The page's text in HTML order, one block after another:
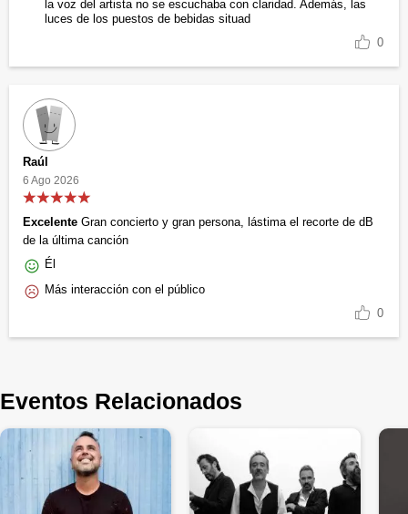
la voz del artista no se escuchaba con claridad. Además, las
luces de los puestos de bebidas situad
0
Raúl
6 Ago 2026
Excelente Gran concierto y gran persona, lástima el recorte de dB
de la última canción
Él
Más interacción con el público
0
Eventos Relacionados